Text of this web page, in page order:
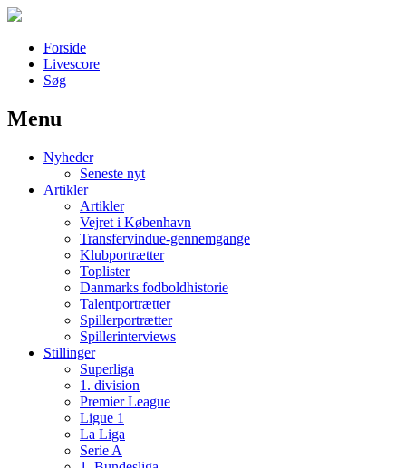
Forside
Livescore
Søg
Наши партнеры
лучшие займы
Menu
Nyheder
Seneste nyt
Artikler
Artikler
Vejret i København
Transfervindue-gennemgange
Klubportrætter
Toplister
Danmarks fodboldhistorie
Talentportrætter
Spillerportrætter
Spillerinterviews
Stillinger
Superliga
1. division
Premier League
Ligue 1
La Liga
Serie A